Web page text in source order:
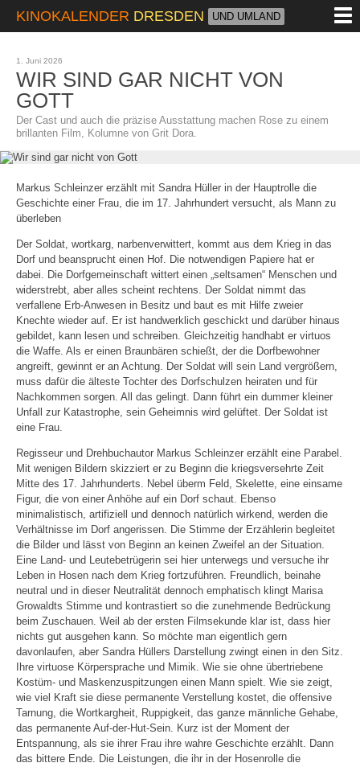
KINOKALENDER DRESDEN UND UMLAND
1. Juni 2026
WIR SIND GAR NICHT VON
GOTT
Der Cast und auch die präzise Ausstattung machen Rose zu einem
brillanten Film, Kolumne von Grit Dora.
Markus Schleinzer erzählt mit Sandra Hüller in der Hauptrolle die
Geschichte einer Frau, die im 17. Jahrhundert versucht, als Mann zu
überleben
Der Soldat, wortkarg, narbenverwittert, kommt aus dem Krieg in das
Dorf und beansprucht einen Hof. Die notwendigen Papiere hat er
dabei. Die Dorfgemeinschaft wittert einen „seltsamen“ Menschen und
widerstrebt, aber alles scheint rechtens. Der Soldat nimmt das
verfallene Erb-Anwesen in Besitz und baut es mit Hilfe zweier
Knechte wieder auf. Er ist handwerklich geschickt und darüber hinaus
gebildet, kann lesen und schreiben. Gleichzeitig handhabt er virtuos
die Waffe. Als er einen Braunbären schießt, der die Dorfbewohner
angreift, gewinnt er an Achtung. Der Soldat will sein Land vergrößern,
muss dafür die älteste Tochter des Dorfschulzen heiraten und für
Nachkommen sorgen. All das gelingt. Dann führt ein dummer kleiner
Unfall zur Katastrophe, sein Geheimnis wird gelüftet. Der Soldat ist
eine Frau.
Regisseur und Drehbuchautor Markus Schleinzer erzählt eine Parabel.
Mit wenigen Bildern skizziert er zu Beginn die kriegsversehrte Zeit
Mitte des 17. Jahrhunderts. Nebel überm Feld, Skelette, eine einsame
Figur, die von einer Anhöhe auf ein Dorf schaut. Ebenso
minimalistisch, artifiziell und dennoch natürlich wirkend, werden die
Verhältnisse im Dorf angerissen. Die Stimme der Erzählerin begleitet
die Bilder und lässt von Beginn an keinen Zweifel an der Situation.
Eine Land- und Leutebetrügerin sei hier unterwegs und versuche ihr
Leben in Hosen nach dem Krieg fortzuführen. Freundlich, beinahe
neutral und in dieser Neutralität dennoch emphatisch klingt Marisa
Growaldts Stimme und kontrastiert so die zunehmende Bedrückung
beim Zuschauen. Weil ab der ersten Filmsekunde klar ist, dass hier
nichts gut ausgehen kann. So möchte man eigentlich gern
davonlaufen, aber Sandra Hüllers Darstellung zwingt einen in den Sitz.
Ihre virtuose Körpersprache und Mimik. Wie sie ohne übertriebene
Kostüm- und Maskenzuspitzungen einen Mann spielt. Wie sie zeigt,
wie viel Kraft sie diese permanente Verstellung kostet, die offensive
Tarnung, die Wortkargheit, Ruppigkeit, das ganze männliche Gehabe,
das permanente Auf-der-Hut-Sein. Kurz ist der Moment der
Entspannung, als sie ihrer Frau ihre wahre Geschichte erzählt. Dann
das bittere Ende. Die Leistungen, die ihr in der Hosenrolle die